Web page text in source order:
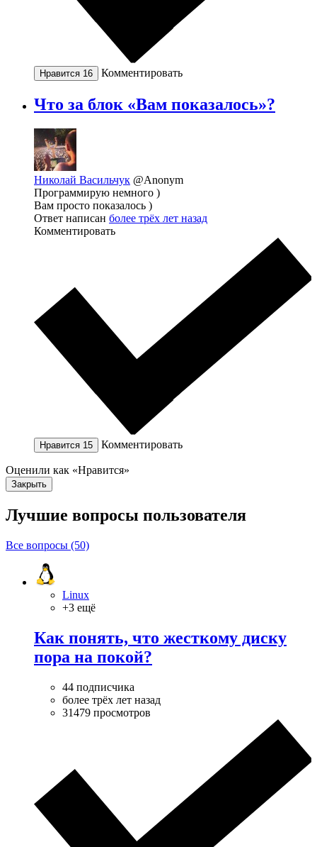
Нравится 16 Комментировать
Что за блок «Вам показалось»?
Николай Васильчук @Anonym
Программирую немного )
Вам просто показалось )
Ответ написан более трёх лет назад
Комментировать
Нравится 15 Комментировать
Оценили как «Нравится»
Закрыть
Лучшие вопросы пользователя
Все вопросы (50)
Linux
+3 ещё
Как понять, что жесткому диску
пора на покой?
44 подписчика
более трёх лет назад
31479 просмотров